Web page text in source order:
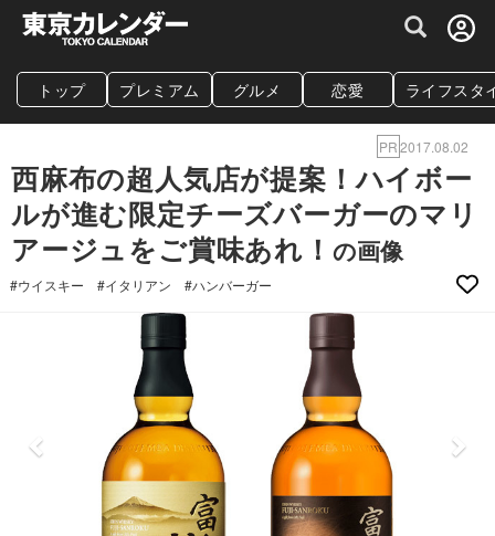
グルメ情報・プレミアムレストラン予約
トップ プレミアム グルメ 恋愛 ライフスタ
PR2017.08.02
西麻布の超人気店が提案！ハイボー
ルが進む限定チーズバーガーのマリ
アージュをご賞味あれ！ の画像
#ウイスキー #イタリアン #ハンバーガー